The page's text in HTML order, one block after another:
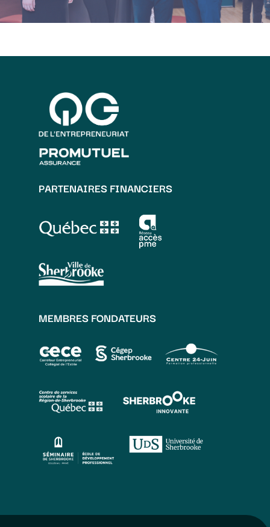
PARTENAIRES FINANCIERS
MEMBRES FONDATEURS